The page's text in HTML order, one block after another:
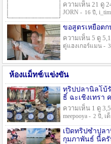
ความเห็น 21 ดู
JORN - 16 ปี ,
ขอสูตรเหยื่อต
ความเห็น 5 ดู
ตู่แฮงเกอร์แมน -
ห้องแม็ทช์/แข่งขัน
ทริปปลานิลโบ้
ธิ์ ฉะเชิงเทรา
ความเห็น 1 ดู
meepooya - 2 ปี , เ
เปิดทริปซ้ำปล
กุมภาพันธ์ นี้ครั